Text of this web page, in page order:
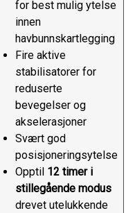
for best mulig ytelse
innen
havbunnskartlegging
Fire aktive
stabilisatorer for
reduserte
bevegelser og
akselerasjoner
Svært god
posisjoneringsytelse
Opptil 12 timer i
stillegående modus
drevet utelukkende